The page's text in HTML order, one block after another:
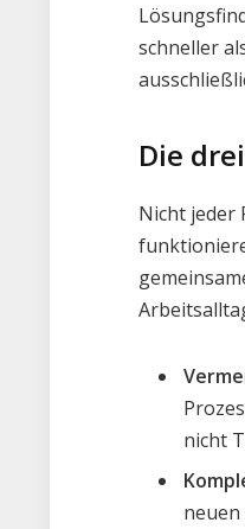
schneller
Die
Nicht jeder
nicht